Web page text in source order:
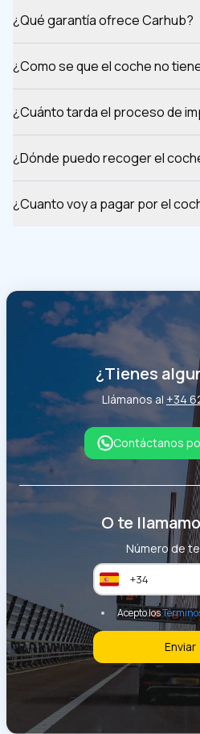
¿Qué garantía ofrece Carhub?
¿Como se que el coche no
¿Cuánto tarda el proceso de
¿Dónde puedo recoger el
¿Cuanto voy a pagar por el
¿Tienes
Llámanos al +34
Contáctanos
O te
Número de
Acepto los
Enviar